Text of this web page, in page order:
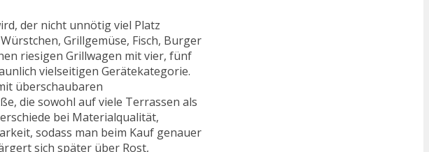
der nicht unnötig viel Platz
Grillgemüse, Fisch, Burger
riesigen Grillwagen mit vier, fünf
vielseitigen Gerätekategorie.
überschaubaren
die sowohl auf viele Terrassen als
bei Materialqualität,
sodass man beim Kauf genauer
sich später über Rost,